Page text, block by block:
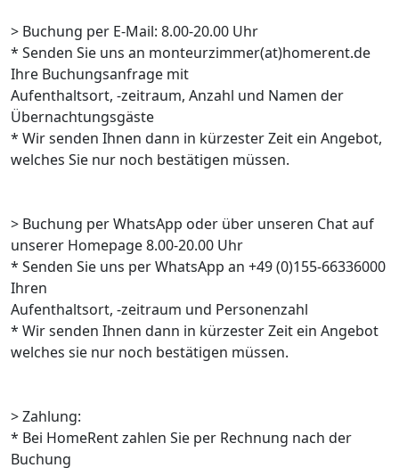
> Buchung per E-Mail: 8.00-20.00 Uhr
* Senden Sie uns an monteurzimmer(at)homerent.de
Ihre Buchungsanfrage mit
Aufenthaltsort, -zeitraum, Anzahl und Namen der
Übernachtungsgäste
* Wir senden Ihnen dann in kürzester Zeit ein Angebot,
welches Sie nur noch bestätigen müssen.
> Buchung per WhatsApp oder über unseren Chat auf
unserer Homepage 8.00-20.00 Uhr
* Senden Sie uns per WhatsApp an +49 (0)155-66336000
Ihren
Aufenthaltsort, -zeitraum und Personenzahl
* Wir senden Ihnen dann in kürzester Zeit ein Angebot
welches sie nur noch bestätigen müssen.
> Zahlung:
* Bei HomeRent zahlen Sie per Rechnung nach der
Buchung